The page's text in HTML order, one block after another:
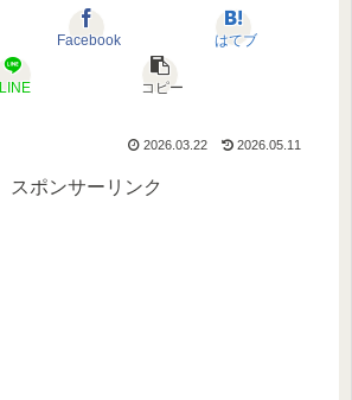
Facebook はてブ
LINE コピー
2026.03.22 2026.05.11
スポンサーリンク